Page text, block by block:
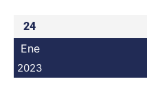
24
Ene
2023